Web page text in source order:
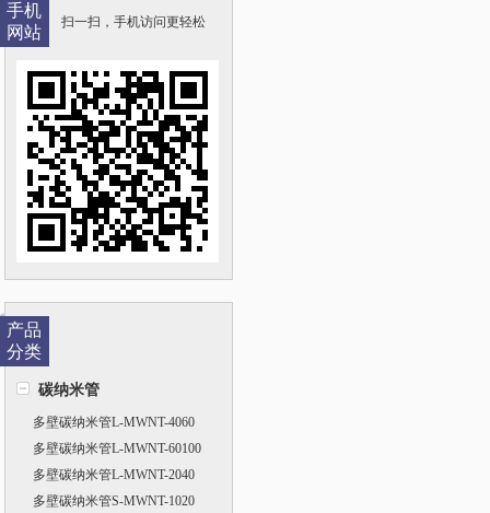
手机
网站
扫一扫，手机访问更轻松
产品
分类
碳纳米管
多壁碳纳米管L-MWNT-4060
多壁碳纳米管L-MWNT-60100
多壁碳纳米管L-MWNT-2040
多壁碳纳米管S-MWNT-1020